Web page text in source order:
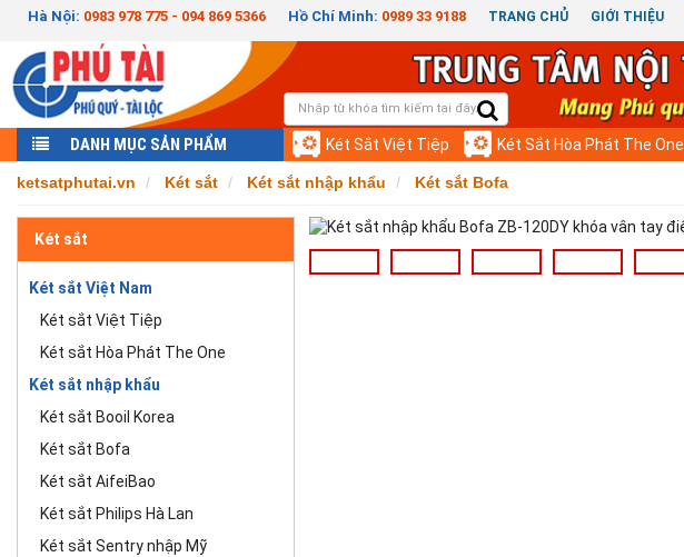
Hà Nội: 0983 978 775 - 094 869 5366 Hồ Chí Minh: 0989 33 9188 TRANG CHỦ GIỚI THIỆU
DANH MỤC SẢN PHẨM Két Sắt Việt Tiệp Két Sắt Hòa Phát The One
ketsatphutai.vn Két sắt Két sắt nhập khẩu Két sắt Bofa
Két sắt
Két sắt Việt Nam
Két sắt Việt Tiệp
Két sắt Hòa Phát The One
Két sắt nhập khẩu
Két sắt Booil Korea
Két sắt Bofa
Két sắt AifeiBao
Két sắt Philips Hà Lan
Két sắt Sentry nhập Mỹ